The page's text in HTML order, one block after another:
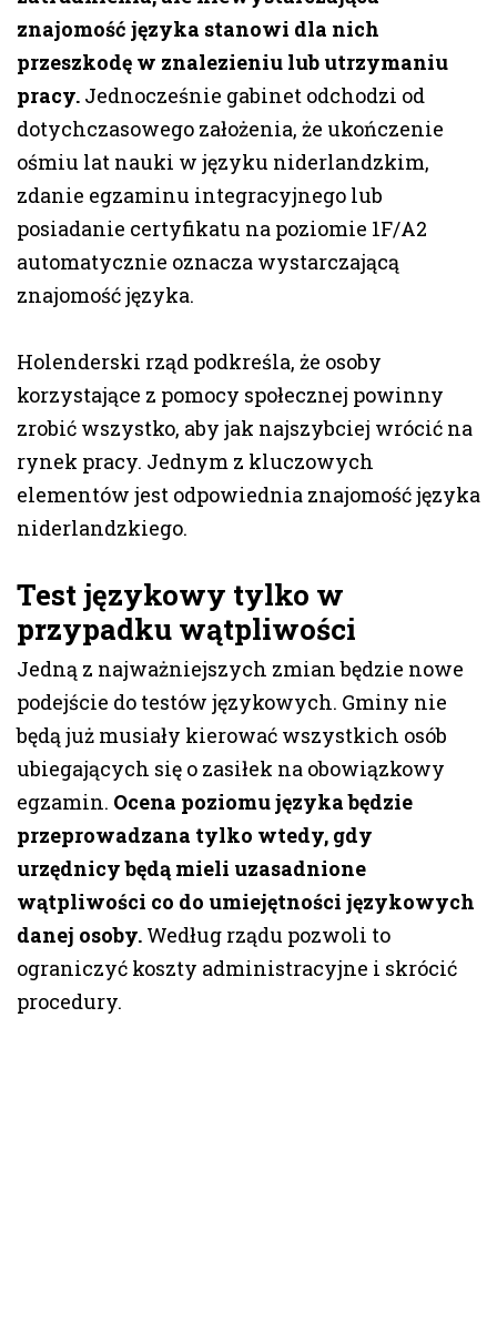
znajomość języka stanowi dla nich
przeszkodę w znalezieniu lub utrzymaniu
pracy. Jednocześnie gabinet odchodzi od
dotychczasowego założenia, że ukończenie
ośmiu lat nauki w języku niderlandzkim,
zdanie egzaminu integracyjnego lub
posiadanie certyfikatu na poziomie 1F/A2
automatycznie oznacza wystarczającą
znajomość języka.
Holenderski rząd podkreśla, że osoby
korzystające z pomocy społecznej powinny
zrobić wszystko, aby jak najszybciej wrócić na
rynek pracy. Jednym z kluczowych
elementów jest odpowiednia znajomość języka
niderlandzkiego.
Test językowy tylko w
przypadku wątpliwości
Jedną z najważniejszych zmian będzie nowe
podejście do testów językowych. Gminy nie
będą już musiały kierować wszystkich osób
ubiegających się o zasiłek na obowiązkowy
egzamin. Ocena poziomu języka będzie
przeprowadzana tylko wtedy, gdy
urzędnicy będą mieli uzasadnione
wątpliwości co do umiejętności językowych
danej osoby. Według rządu pozwoli to
ograniczyć koszty administracyjne i skrócić
procedury.